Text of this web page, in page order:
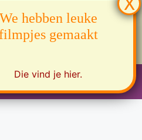
College
We hebben leuke
gemaakt
Die vind je hier.